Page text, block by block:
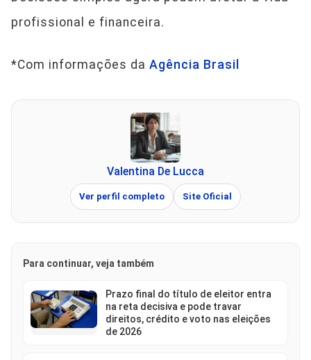
profissional e financeira.
*Com informações da Agência Brasil
Valentina De Lucca
Ver perfil completo Site Oficial
Para continuar, veja também
Prazo final do título de eleitor entra
na reta decisiva e pode travar
direitos, crédito e voto nas eleições
de 2026